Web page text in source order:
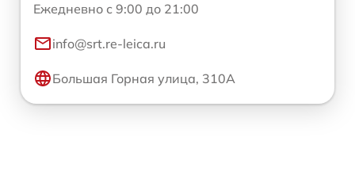
Ежедневно с 9:00 до 21:00
info@srt.re-leica.ru
Большая Горная улица, 310А